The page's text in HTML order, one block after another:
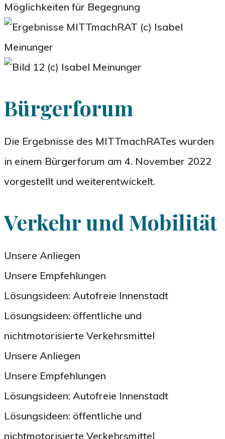
Möglichkeiten für Begegnung
Bürgerforum
Die Ergebnisse des MITTmachRATes wurden
in einem Bürgerforum am 4. November 2022
vorgestellt und weiterentwickelt.
Verkehr und Mobilität
Unsere Anliegen
Unsere Empfehlungen
Lösungsideen: Autofreie Innenstadt
Lösungsideen: öffentliche und
nichtmotorisierte Verkehrsmittel
Unsere Anliegen
Unsere Empfehlungen
Lösungsideen: Autofreie Innenstadt
Lösungsideen: öffentliche und
nichtmotorisierte Verkehrsmittel